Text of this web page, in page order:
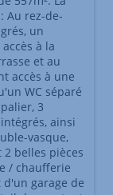
Au rez-de-
un
à la
et au
accès à une
WC séparé
3
ainsi
vasque,
belles pièces
/ chaufferie
d'un garage de